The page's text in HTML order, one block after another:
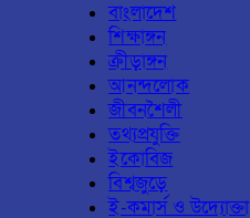
বাংলাদেশ
শিক্ষাঙ্গন
ক্রীড়াঙ্গন
আনন্দলোক
জীবনশৈলী
তথ্যপ্রযুক্তি
ইকোবিজ
বিশ্বজুড়ে
ই-কমার্স ও উদ্যোক্তা